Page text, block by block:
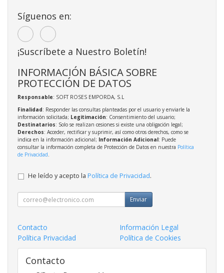
Síguenos en:
¡Suscríbete a Nuestro Boletín!
INFORMACIÓN BÁSICA SOBRE
PROTECCIÓN DE DATOS
Responsable: SOFT ROSES EMPORDA, S.L
Finalidad: Responder las consultas planteadas por el usuario y enviarle la
información solicitada; Legitimación: Consentimiento del usuario;
Destinatarios: Solo se realizan cesiones si existe una obligación legal;
Derechos: Acceder, rectificar y suprimir, así como otros derechos, como se
indica en la información adicional; Información Adicional: Puede
consultar la información completa de Protección de Datos en nuestra Política
de Privacidad.
He leído y acepto la Política de Privacidad.
Enviar
Contacto
Información Legal
Política Privacidad
Política de Cookies
Contacto